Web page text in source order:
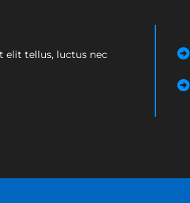
elit tellus, luctus nec